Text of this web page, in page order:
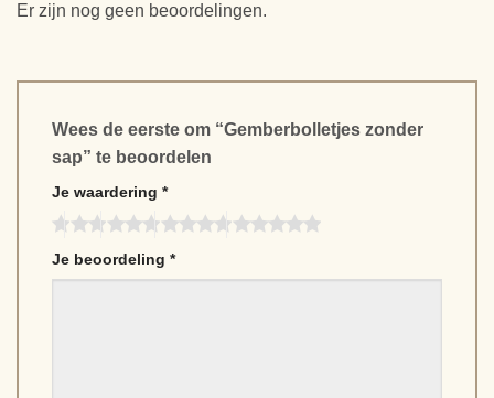
Er zijn nog geen beoordelingen.
Wees de eerste om “Gemberbolletjes zonder
sap” te beoordelen
Je waardering *
Je beoordeling *